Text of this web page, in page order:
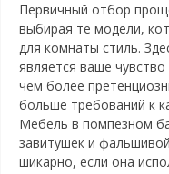
Первичный отбор
выбирая те модели,
для комнаты стиль.
является ваше
чем более
больше требований к
Мебель в помпезном
завитушек и
шикарно, если она